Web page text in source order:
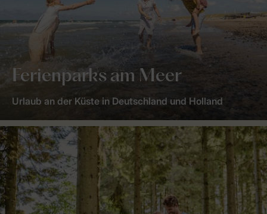
Ferienparks am Meer
Urlaub an der Küste in Deutschland und Holland